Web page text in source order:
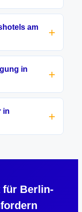
am
in
in
für Berlin-